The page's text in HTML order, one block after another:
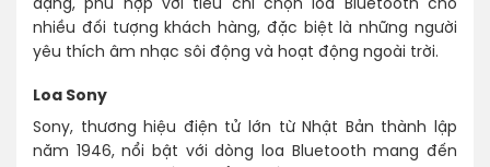
dạng, phù hợp với tiêu chí chọn loa Bluetooth cho
nhiều đối tượng khách hàng, đặc biệt là những người
yêu thích âm nhạc sôi động và hoạt động ngoài trời.
Loa Sony
Sony, thương hiệu điện tử lớn từ Nhật Bản thành lập
năm 1946, nổi bật với dòng loa Bluetooth mang đến